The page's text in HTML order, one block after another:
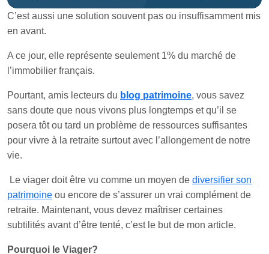
C’est aussi une solution souvent pas ou insuffisamment mis
en avant.
A ce jour, elle représente seulement 1% du marché de
l’immobilier français.
Pourtant, amis lecteurs du blog patrimoine, vous savez
sans doute que nous vivons plus longtemps et qu’il se
posera tôt ou tard un problème de ressources suffisantes
pour vivre à la retraite surtout avec l’allongement de notre
vie.
Le viager doit être vu comme un moyen de diversifier son
patrimoine ou encore de s’assurer un vrai complément de
retraite. Maintenant, vous devez maîtriser certaines
subtilités avant d’être tenté, c’est le but de mon article.
Pourquoi le Viager?